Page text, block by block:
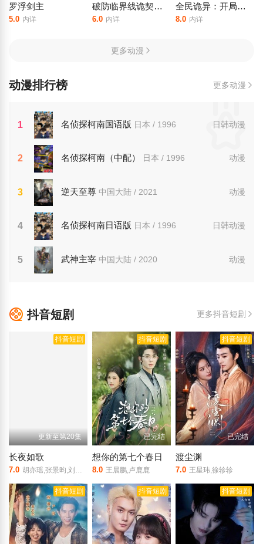
罗浮剑主
5.0 内详
破防临界线诡契无上限
6.0 内详
全民诡异：开局掌握零元购
8.0 内详
更多动漫
动漫排行榜 更多动漫
1 日韩动漫
名侦探柯南国语版 日本 / 1996
2 动漫
名侦探柯南（中配） 日本 / 1996
3 动漫
逆天至尊 中国大陆 / 2021
4 日韩动漫
名侦探柯南日语版 日本 / 1996
5 动漫
武神主宰 中国大陆 / 2020
抖音短剧 更多抖音短剧
抖音短剧
更新至第20集
长夜如歌
7.0 胡亦瑶,张景昀,刘尚麟,俐乐,汪子夕
抖音短剧
已完结
想你的第七个春日
8.0 王晨鹏,卢鹿鹿
抖音短剧
已完结
渡尘渊
7.0 王星玮,徐轸轸
抖音短剧 抖音短剧 抖音短剧